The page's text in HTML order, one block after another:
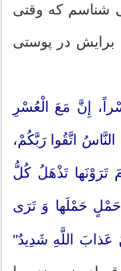
شناسم که وقتى
در پوستى
إِنَّ مَعَ الْعُسْرِ
اتَّقُوا رَبَّکُمْ،
تَرَوْنَها تَذْهَلُ کُلُّ
حَمْلَها وَ تَرَى
اللَّهِ شَدِیدٌ"